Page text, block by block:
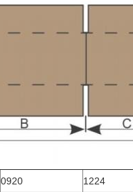
0920
1224